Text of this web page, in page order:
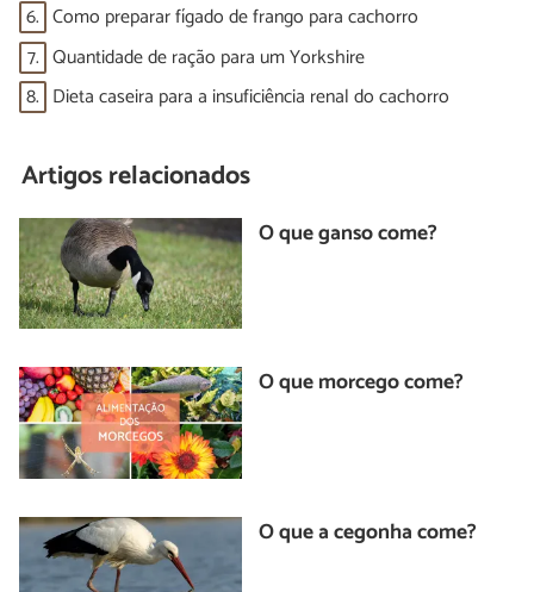
6. Como preparar fígado de frango para cachorro
7. Quantidade de ração para um Yorkshire
8. Dieta caseira para a insuficiência renal do cachorro
Artigos relacionados
O que ganso come?
O que morcego come?
O que a cegonha come?